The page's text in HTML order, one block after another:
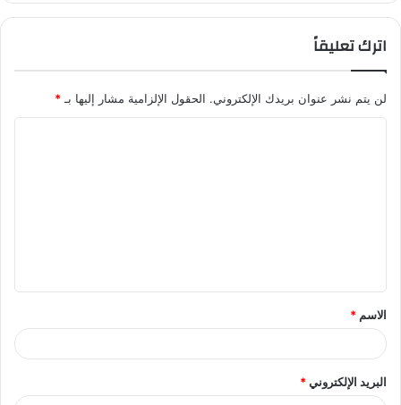
اترك تعليقاً
لن يتم نشر عنوان بريدك الإلكتروني. الحقول الإلزامية مشار إليها بـ *
ق
*
الاسم *
البريد الإلكتروني*